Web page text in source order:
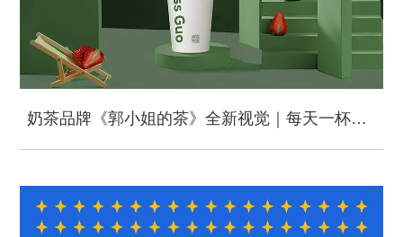
奶茶品牌《郭小姐的茶》全新视觉｜每天一杯好茶